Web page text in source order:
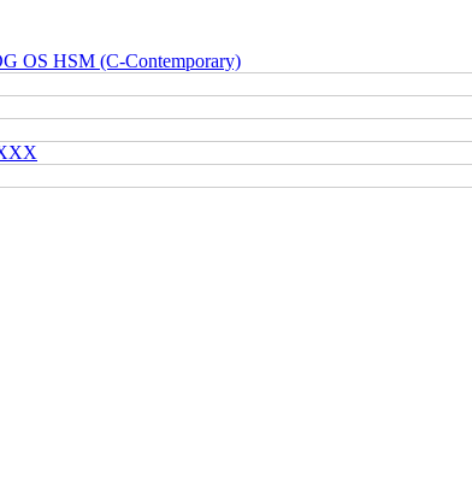
OS HSM (C-Contemporary)